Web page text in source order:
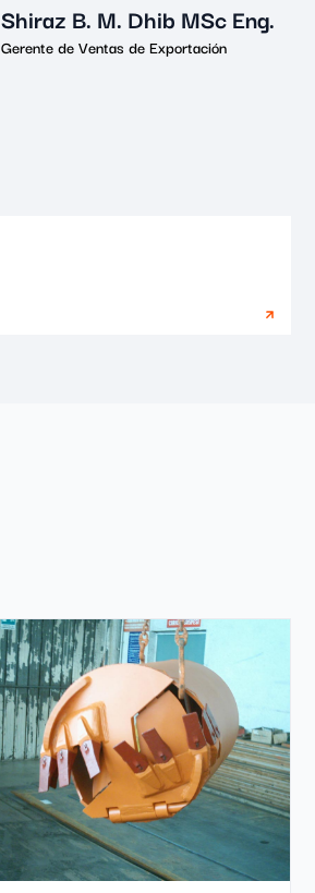
Shiraz B. M. Dhib MSc Eng.
Gerente de Ventas de Exportación